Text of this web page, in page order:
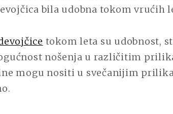
bila udobna tokom vrućih
tokom leta su udobnost,
nošenja u različitim
mogu nositi u svečanijim